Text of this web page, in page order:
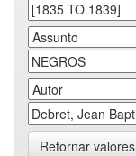
Retornar valores